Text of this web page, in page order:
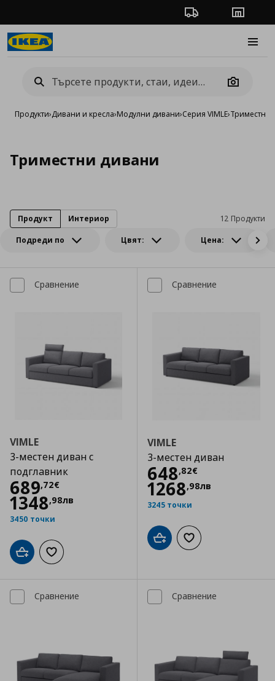
Проследяване на
Camera
Продукти›Дивани и кресла›Модулни дивани›Серия VIMLE›Триместни
Триместни дивани
Подреди по Цвят: Цена:
12 Продукти
Продукт Интериор
Сравнение
VIMLE
3-местен диван с
подглавник
689,72€
Цена689,72 €
1348,98лв
3450 точки
Добави в кошницата
Добави към списъка с любими
Сравнение
VIMLE
3-местен диван
648,82€
Цена648,82 €
1268,98лв
3245 точки
Добави в кошницата
Добави към
Сравнение Сравнение